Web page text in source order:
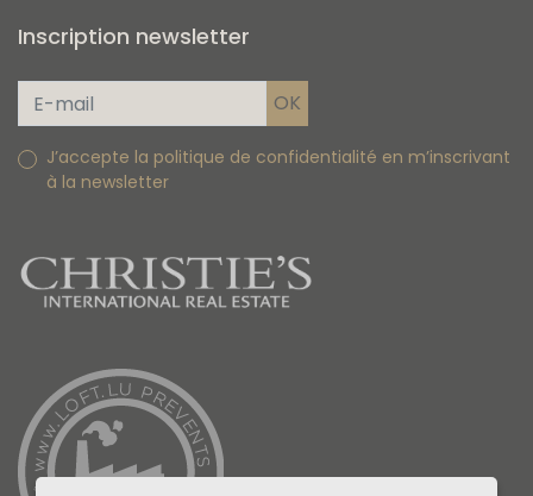
Inscription newsletter
J’accepte la politique de confidentialité en m’inscrivant
à la newsletter